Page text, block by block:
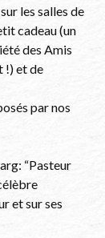
les salles de
cadeau (un
des Amis
!) et de
par nos
“Pasteur
et sur ses